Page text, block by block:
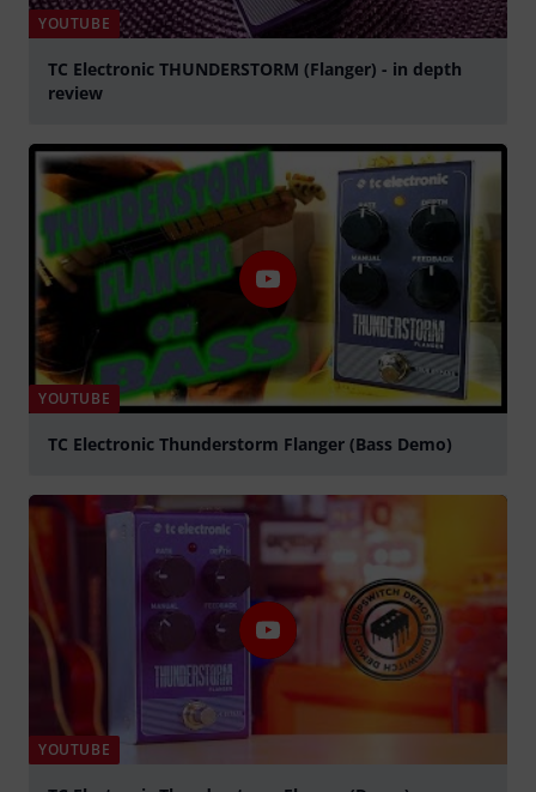
YOUTUBE
TC Electronic THUNDERSTORM (Flanger) - in depth
review
YOUTUBE
TC Electronic Thunderstorm Flanger (Bass Demo)
YOUTUBE